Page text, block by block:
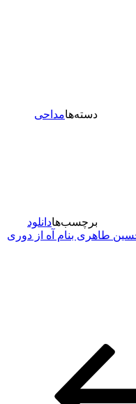
دسته‌هامداحی
برچسب‌هادانلود
طاهری بنام آه از دوری